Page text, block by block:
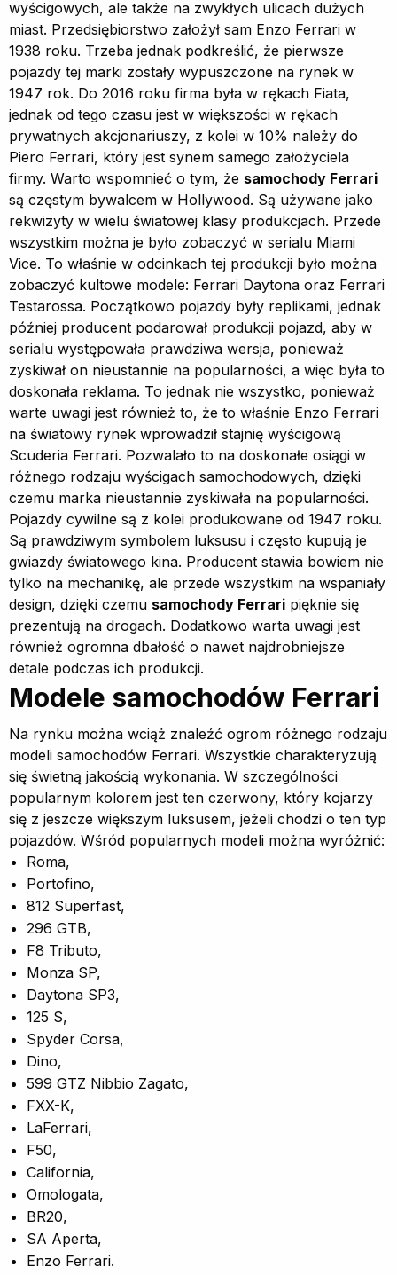
wyścigowych, ale także na zwykłych ulicach dużych
miast. Przedsiębiorstwo założył sam Enzo Ferrari w
1938 roku. Trzeba jednak podkreślić, że pierwsze
pojazdy tej marki zostały wypuszczone na rynek w
1947 rok. Do 2016 roku firma była w rękach Fiata,
jednak od tego czasu jest w większości w rękach
prywatnych akcjonariuszy, z kolei w 10% należy do
Piero Ferrari, który jest synem samego założyciela
firmy. Warto wspomnieć o tym, że samochody Ferrari
są częstym bywalcem w Hollywood. Są używane jako
rekwizyty w wielu światowej klasy produkcjach. Przede
wszystkim można je było zobaczyć w serialu Miami
Vice. To właśnie w odcinkach tej produkcji było można
zobaczyć kultowe modele: Ferrari Daytona oraz Ferrari
Testarossa. Początkowo pojazdy były replikami, jednak
później producent podarował produkcji pojazd, aby w
serialu występowała prawdziwa wersja, ponieważ
zyskiwał on nieustannie na popularności, a więc była to
doskonała reklama. To jednak nie wszystko, ponieważ
warte uwagi jest również to, że to właśnie Enzo Ferrari
na światowy rynek wprowadził stajnię wyścigową
Scuderia Ferrari. Pozwalało to na doskonałe osiągi w
różnego rodzaju wyścigach samochodowych, dzięki
czemu marka nieustannie zyskiwała na popularności.
Pojazdy cywilne są z kolei produkowane od 1947 roku.
Są prawdziwym symbolem luksusu i często kupują je
gwiazdy światowego kina. Producent stawia bowiem nie
tylko na mechanikę, ale przede wszystkim na wspaniały
design, dzięki czemu samochody Ferrari pięknie się
prezentują na drogach. Dodatkowo warta uwagi jest
również ogromna dbałość o nawet najdrobniejsze
detale podczas ich produkcji.
Modele samochodów Ferrari
Na rynku można wciąż znaleźć ogrom różnego rodzaju
modeli samochodów Ferrari. Wszystkie charakteryzują
się świetną jakością wykonania. W szczególności
popularnym kolorem jest ten czerwony, który kojarzy
się z jeszcze większym luksusem, jeżeli chodzi o ten typ
pojazdów. Wśród popularnych modeli można wyróżnić:
Roma,
Portofino,
812 Superfast,
296 GTB,
F8 Tributo,
Monza SP,
Daytona SP3,
125 S,
Spyder Corsa,
Dino,
599 GTZ Nibbio Zagato,
FXX-K,
LaFerrari,
F50,
California,
Omologata,
BR20,
SA Aperta,
Enzo Ferrari.